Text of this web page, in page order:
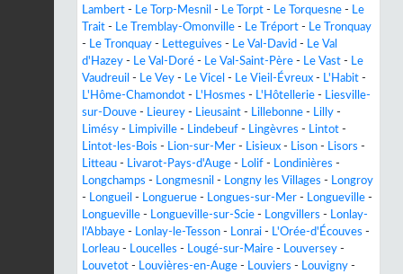
Lambert - Le Torp-Mesnil - Le Torpt - Le Torquesne - Le
Trait - Le Tremblay-Omonville - Le Tréport - Le Tronquay
- Le Tronquay - Letteguives - Le Val-David - Le Val
d'Hazey - Le Val-Doré - Le Val-Saint-Père - Le Vast - Le
Vaudreuil - Le Vey - Le Vicel - Le Vieil-Évreux - L'Habit -
L'Hôme-Chamondot - L'Hosmes - L'Hôtellerie - Liesville-
sur-Douve - Lieurey - Lieusaint - Lillebonne - Lilly -
Limésy - Limpiville - Lindebeuf - Lingèvres - Lintot -
Lintot-les-Bois - Lion-sur-Mer - Lisieux - Lison - Lisors -
Litteau - Livarot-Pays-d'Auge - Lolif - Londinières -
Longchamps - Longmesnil - Longny les Villages - Longroy
- Longueil - Longuerue - Longues-sur-Mer - Longueville -
Longueville - Longueville-sur-Scie - Longvillers - Lonlay-
l'Abbaye - Lonlay-le-Tesson - Lonrai - L'Orée-d'Écouves -
Lorleau - Loucelles - Lougé-sur-Maire - Louversey -
Louvetot - Louvières-en-Auge - Louviers - Louvigny -